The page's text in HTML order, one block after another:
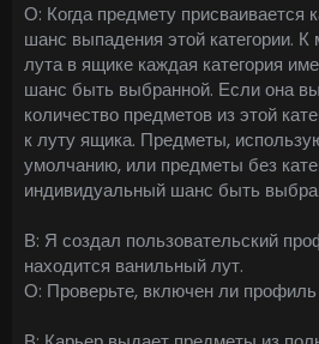
О: Когда предмету присваивается
шанс выпадения этой категории. К
лута в ящике каждая категория
шанс быть выбранной. Если она
количество предметов из этой
к луту ящика. Предметы,
умолчанию, или предметы без
индивидуальный шанс быть
В: Я создал пользовательский
находится ванильный лут.
О: Проверьте, включен ли